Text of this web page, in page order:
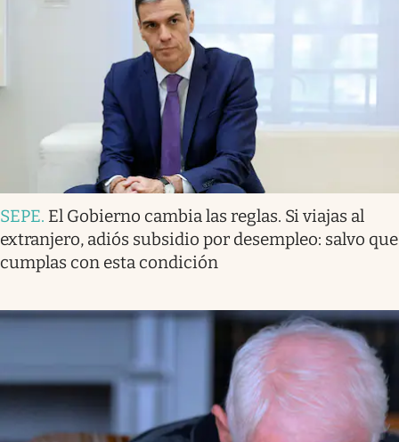
SEPE. El Gobierno cambia las reglas. Si viajas al
extranjero, adiós subsidio por desempleo: salvo que
cumplas con esta condición